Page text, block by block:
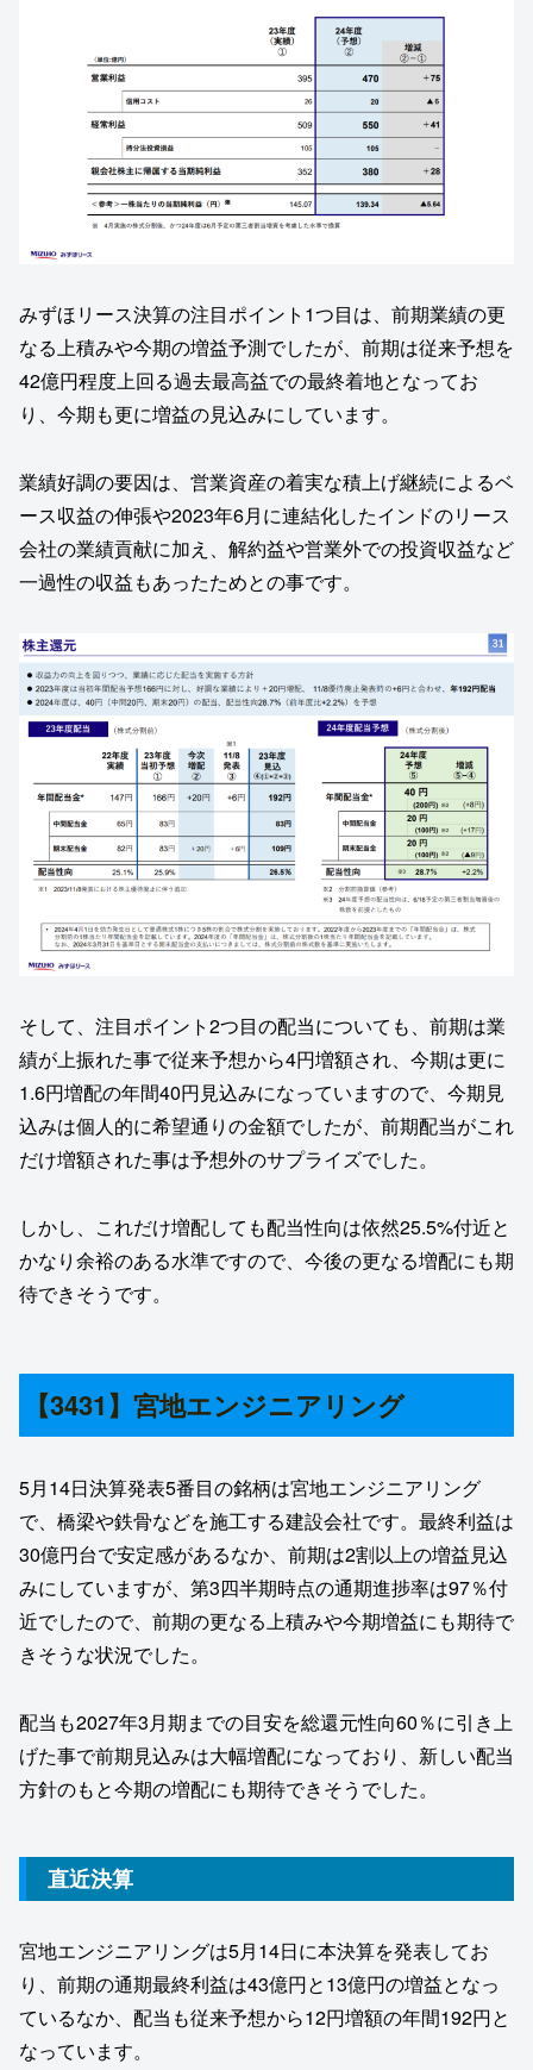
みずほリース決算の注目ポイント1つ目は、前期業績の更
なる上積みや今期の増益予測でしたが、前期は従来予想を
42億円程度上回る過去最高益での最終着地となってお
り、今期も更に増益の見込みにしています。
業績好調の要因は、営業資産の着実な積上げ継続によるベ
ース収益の伸張や2023年6月に連結化したインドのリース
会社の業績貢献に加え、解約益や営業外での投資収益など
一過性の収益もあったためとの事です。
そして、注目ポイント2つ目の配当についても、前期は業
績が上振れた事で従来予想から4円増額され、今期は更に
1.6円増配の年間40円見込みになっていますので、今期見
込みは個人的に希望通りの金額でしたが、前期配当がこれ
だけ増額された事は予想外のサプライズでした。
しかし、これだけ増配しても配当性向は依然25.5%付近と
かなり余裕のある水準ですので、今後の更なる増配にも期
待できそうです。
【3431】宮地エンジニアリング
5月14日決算発表5番目の銘柄は宮地エンジニアリング
で、橋梁や鉄骨などを施工する建設会社です。最終利益は
30億円台で安定感があるなか、前期は2割以上の増益見込
みにしていますが、第3四半期時点の通期進捗率は97％付
近でしたので、前期の更なる上積みや今期増益にも期待で
きそうな状況でした。
配当も2027年3月期までの目安を総還元性向60％に引き上
げた事で前期見込みは大幅増配になっており、新しい配当
方針のもと今期の増配にも期待できそうでした。
直近決算
宮地エンジニアリングは5月14日に本決算を発表してお
り、前期の通期最終利益は43億円と13億円の増益となっ
ているなか、配当も従来予想から12円増額の年間192円と
なっています。